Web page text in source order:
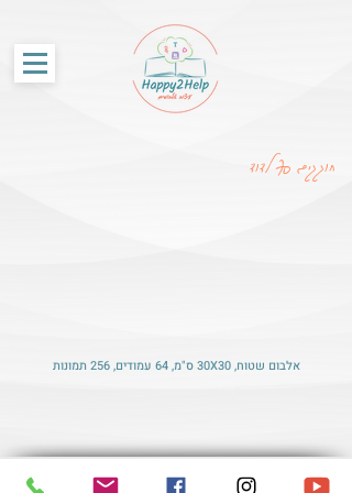
חוגגים 70 לדוד
אלבום שטוח, 30X30 ס"מ, 64 עמודים, 256 תמונות
© האתר נבנה על-ידי Happy2Help עיצוב אלבומים